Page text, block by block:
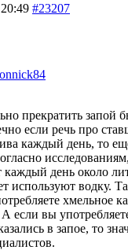
#23207
прекратить запой
если речь про
каждый день, то
каждый день около
используют водку.
хмельное
если вы
в запое, то